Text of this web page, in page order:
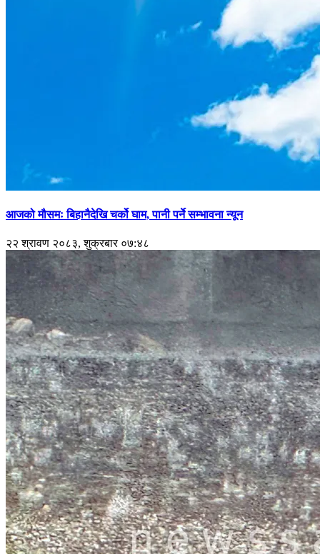
आजको मौसमः बिहानैदेखि चर्को घाम, पानी पर्ने सम्भावना न्यून
२२ श्रावण २०८३, शुक्रबार ०७:४८